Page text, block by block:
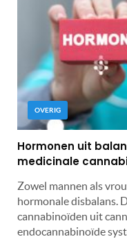
OVERIG
Hormonen uit
medicinale
Zowel mannen als
hormonale disbalans.
cannabinoïden uit
endocannabinoïde